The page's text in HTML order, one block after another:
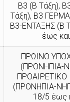
Β3 (Β Τάξη),
Τάξη), Β3
Β3-ΕΝΤΑΞΗΣ (Β
έως
ΠΡΩΙΝΟ
(ΠΡΟΝΗΠΙΑ-
(ΠΡΟΝΗΠΙΑ-
18/5 έως